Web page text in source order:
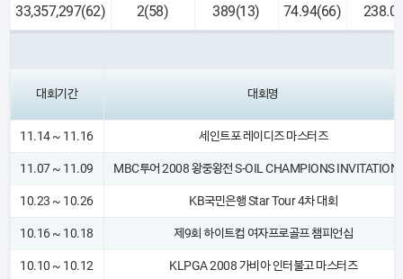
33,357,297(62) 2(58) 389(13) 74.94(66)
대회기간 대회명
11.14 ~ 11.16 세인트포 레이디즈 마스터즈
11.07 ~ 11.09 MBC투어 2008 왕중왕전 S-OIL CHAMPIONS
10.23 ~ 10.26 KB국민은행 Star Tour 4차 대회
10.16 ~ 10.18 제9회 하이트컵 여자프로골프 챔피언십
10.10 ~ 10.12 KLPGA 2008 가비아 인터불고 마스터즈